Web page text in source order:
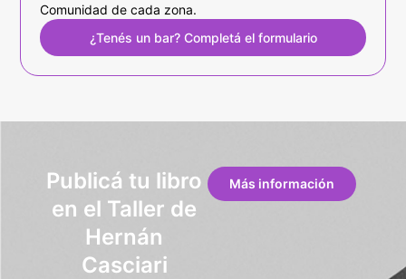
Comunidad de cada zona.
¿Tenés un bar? Completá el formulario
Publicá tu libro
en el Taller de
Hernán
Casciari
Más información